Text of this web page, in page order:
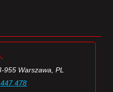
955 Warszawa, PL
478